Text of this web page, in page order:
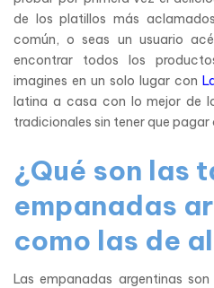
de los platillos más
común, o seas un usuario
encontrar todos los
imagines en un solo lugar con
latina a casa con lo mejor de
tradicionales sin tener que pagar
¿Qué son las
empanadas
como las de
Las empanadas argentinas